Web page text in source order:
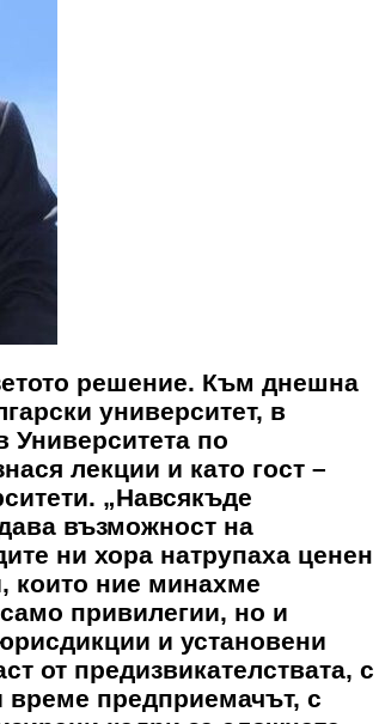
решение. Към днешна
университет, в
по
лекции и като гост –
„Навсякъде
възможност на
ни хора натрупаха ценен
които ние минахме
привилегии, но и
и установени
от предизвикателствата, с
време предприемачът, с